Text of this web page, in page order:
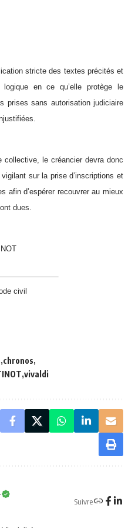
stricte des textes précités et
en ce qu’elle protège le
prises sans autorisation judiciaire
collective, le créancier devra donc
sur la prise d’inscriptions et
afin d’espérer recouvrer au mieux
dues.
civil
chronos
vivaldi
Suivre